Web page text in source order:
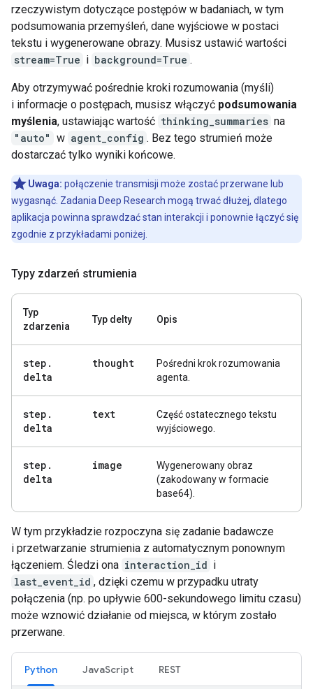
rzeczywistym dotyczące postępów w badaniach, w tym
podsumowania przemyśleń, dane wyjściowe w postaci
tekstu i wygenerowane obrazy. Musisz ustawić wartości
stream=True i background=True .
Aby otrzymywać pośrednie kroki rozumowania (myśli)
i informacje o postępach, musisz włączyć podsumowania
myślenia, ustawiając wartość thinking_summaries na
"auto" w agent_config . Bez tego strumień może
dostarczać tylko wyniki końcowe.
Uwaga: połączenie transmisji może zostać przerwane lub
wygasnąć. Zadania Deep Research mogą trwać dłużej, dlatego
aplikacja powinna sprawdzać stan interakcji i ponownie łączyć się
zgodnie z przykładami poniżej.
Typy zdarzeń strumienia
Typ
zdarzenia
Typ delty Opis
step .
delta
thought
Pośredni krok rozumowania
agenta.
step .
delta
text
Część ostatecznego tekstu
wyjściowego.
step .
delta
image
Wygenerowany obraz
(zakodowany w formacie
base64).
W tym przykładzie rozpoczyna się zadanie badawcze
i przetwarzanie strumienia z automatycznym ponownym
łączeniem. Śledzi ona interaction_id i
last_event_id , dzięki czemu w przypadku utraty
połączenia (np. po upływie 600-sekundowego limitu czasu)
może wznowić działanie od miejsca, w którym zostało
przerwane.
Python JavaScript REST